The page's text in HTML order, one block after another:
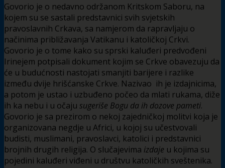
Govorio je o nedavno održanom Kritskom Saboru, na
kojem su se sastali predstavnici svih svjetskih
pravoslavnih Crkava, sa namjerom da rapravljaju o
načinima približavanja Vatikanu i katoličkoj Crkvi.
Govorio je o tome kako su sprski kaluđeri predvođeni
Irinejem potpisali dokument kojim se Crkve obavezuju da
će u budućnosti nastojati smanjiti barijere i razlike
između dvije hrišćanske Crkve. Nazivao ih je izdajnicima,
a potom je ustao i uzbuđeno počeo da mlati rukama, diže
ih ka nebu i u očaju sugeriše Bogu da ih dozove pameti.
Govorio je sa prezirom o nekoj zajedničkoj molitvi koja je
organizovana negdje u Africi, u kojoj su učestvovali
budisti, muslimani, pravoslavci, katolici i predstavnici
brojnih drugih religija. O slučajevima izdaje u kojima su
pojedini kaluđeri viđeni u društvu katoličkih sveštenika.